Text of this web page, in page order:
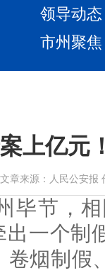
领导动态
市州聚焦
上亿元
章来源：人民公安报
毕节，
出一个制
卷烟制假